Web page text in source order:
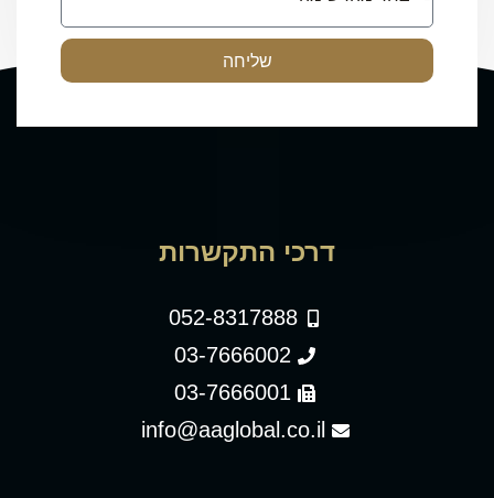
שליחה
דרכי התקשרות
052-8317888
03-7666002
03-7666001
info@aaglobal.co.il